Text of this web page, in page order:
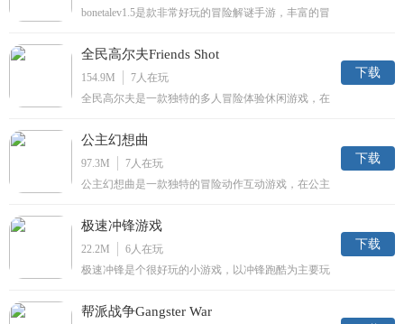
bonetalev1.5是款非常好玩的冒险解谜手游，丰富的冒
浸其中，喜欢的小伙伴快来点击下载吧，千万不要错
哟！
全民高尔夫Friends Shot
154.9M 7人在玩
全民高尔夫是一款独特的多人冒险体验休闲游戏，在
下载
公主幻想曲
97.3M 7人在玩
公主幻想曲是一款独特的冒险动作互动游戏，在公主
下载
极速冲锋游戏
22.2M 6人在玩
极速冲锋是个很好玩的小游戏，以冲锋跑酷为主要玩
下载
帮派战争Gangster War